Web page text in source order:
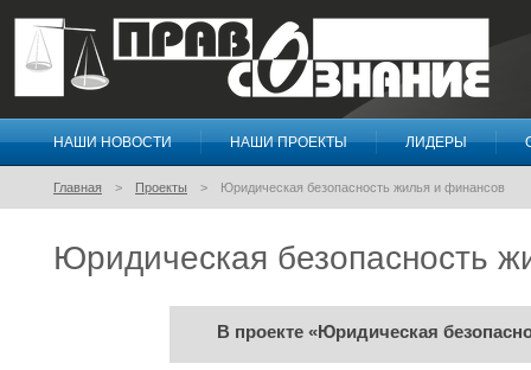
Правосознание
НАШИ НОВОСТИ НАШИ ПРОЕКТЫ ЛИДЕРЫ
Главная Проекты Юридическая безопасность жилья и финансов
Юридическая безопасность
В проекте «Юридическая